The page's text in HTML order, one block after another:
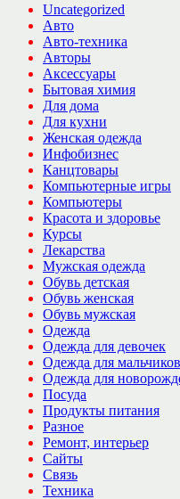
Uncategorized
Авто
Авто-техника
Авторы
Аксессуары
Бытовая химия
Для дома
Для кухни
Женская одежда
Инфобизнес
Канцтовары
Компьютерные игры
Компьютеры
Красота и здоровье
Курсы
Лекарства
Мужская одежда
Обувь детская
Обувь женская
Обувь мужская
Одежда
Одежда для девочек
Одежда для мальчиков
Одежда для
Посуда
Продукты питания
Разное
Ремонт, интерьер
Сайты
Связь
Техника